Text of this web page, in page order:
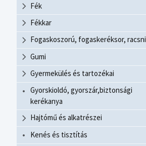
Fék
Fékkar
Fogaskoszorú, fogaskeréksor, racsni
Gumi
Gyermekülés és tartozékai
Gyorskioldó, gyorszár,biztonsági
kerékanya
Hajtómű és alkatrészei
Kenés és tisztítás